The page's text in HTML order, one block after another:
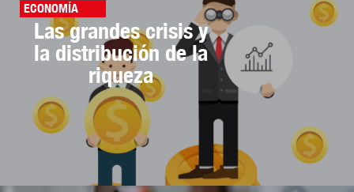
ECONOMÍA
Las grandes crisis y
la distribución de la
riqueza